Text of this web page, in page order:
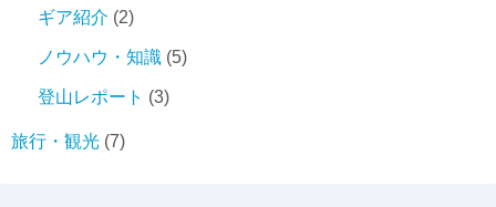
ギア紹介 (2)
ノウハウ・知識 (5)
登山レポート (3)
旅行・観光 (7)